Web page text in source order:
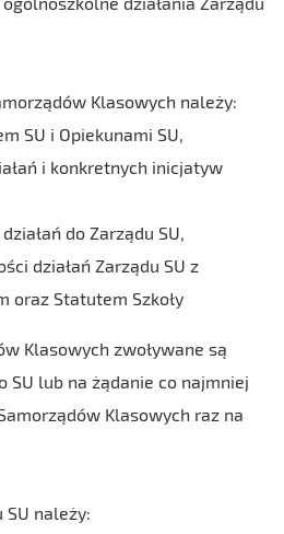
Klasowych należy:
SU i Opiekunami SU,
i konkretnych inicjatyw
do Zarządu SU,
działań Zarządu SU z
oraz Statutem Szkoły
Klasowych zwoływane są
SU lub na żądanie co najmniej
Klasowych raz na
SU należy: